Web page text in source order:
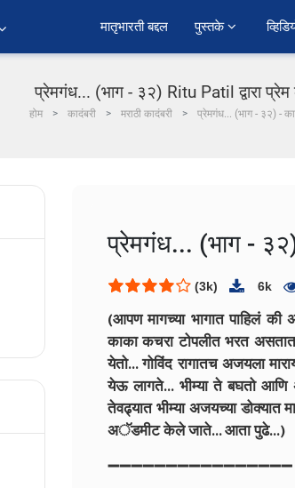
﻿मातृभारती बद्दल पुस्तके
प्रेमगंध... (भाग - ३२) Ritu Patil द्वारा प्रेम
होम कादंबरी मराठी कादंबरी प्रेमगंध... (भाग - ३२) -
प्रेमगंध... (भाग -
(3k) 6k
(आपण मागच्या भागात पाहिलं
काका कचरा टोपलीत भरत
येतो... गोविंद रागातच अजयला
येऊ लागते... भीम्या ते बघतो आणि
तेवढ्यात भीम्या अजयच्या डोक्यात
अॅडमीट केले जाते... आता पुढे...)
➖➖➖➖➖➖➖➖➖➖➖➖➖➖➖➖